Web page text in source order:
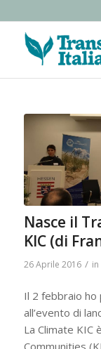
Nasce il
KIC (di
26 Aprile 2016 / in
Il 2 febbraio
all’evento di
La Climate KIC